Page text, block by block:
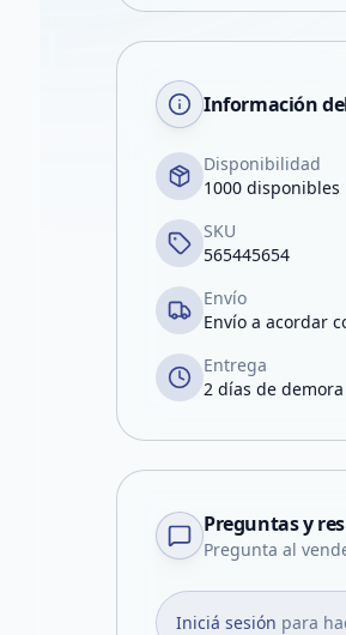
Información
Disponibilidad
1000 disponibles
SKU
565445654
Envío
Envío a acordar
Entrega
2 días de demora
Preguntas y
Pregunta al
Iniciá sesión para